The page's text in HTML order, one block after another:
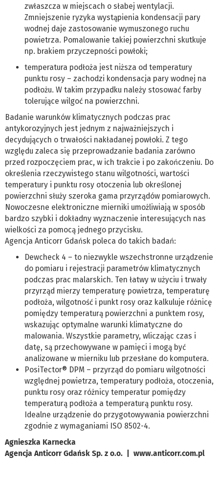
zwłaszcza w miejscach o słabej wentylacji.
Zmniejszenie ryzyka wystąpienia kondensacji pary
wodnej daje zastosowanie wymuszonego ruchu
powietrza. Pomalowanie takiej powierzchni skutkuje
np. brakiem przyczepności powłoki;
temperatura podłoża jest niższa od temperatury
punktu rosy – zachodzi kondensacja pary wodnej na
podłożu. W takim przypadku należy stosować farby
tolerujące wilgoć na powierzchni.
Badanie warunków klimatycznych podczas prac
antykorozyjnych jest jednym z najważniejszych i
decydujących o trwałości nakładanej powłoki. Z tego
względu zaleca się przeprowadzanie badania zarówno
przed rozpoczęciem prac, w ich trakcie i po zakończeniu. Do
określenia rzeczywistego stanu wilgotności, wartości
temperatury i punktu rosy otoczenia lub określonej
powierzchni służy szeroka gama przyrządów pomiarowych.
Nowoczesne elektroniczne mierniki umożliwiają w sposób
bardzo szybki i dokładny wyznaczenie interesujących nas
wielkości za pomocą jednego przycisku.
Agencja Anticorr Gdańsk poleca do takich badań:
Dewcheck 4 – to niezwykle wszechstronne urządzenie
do pomiaru i rejestracji parametrów klimatycznych
podczas prac malarskich. Ten łatwy w użyciu i trwały
przyrząd mierzy temperaturę powietrza, temperaturę
podłoża, wilgotność i punkt rosy oraz kalkuluje różnicę
pomiędzy temperaturą powierzchni a punktem rosy,
wskazując optymalne warunki klimatyczne do
malowania. Wszystkie parametry, wliczając czas i
datę, są przechowywane w pamięci i mogą być
analizowane w mierniku lub przesłane do komputera.
PosiTector® DPM – przyrząd do pomiaru wilgotności
względnej powietrza, temperatury podłoża, otoczenia,
punktu rosy oraz różnicy temperatur pomiędzy
temperaturą podłoża a temperaturą punktu rosy.
Idealne urządzenie do przygotowywania powierzchni
zgodnie z wymaganiami ISO 8502-4.
Agnieszka Karnecka
Agencja Anticorr Gdańsk Sp. z o.o. | www.anticorr.com.pl